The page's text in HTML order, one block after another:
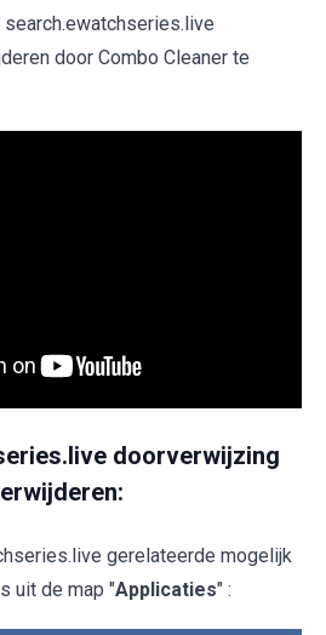
door Combo Cleaner te
doorverwijzing
gerelateerde mogelijk
uit de map "Applicaties" :